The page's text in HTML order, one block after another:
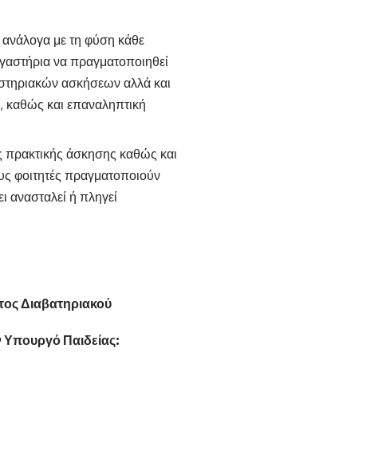
ανάλογα με τη φύση κάθε
να πραγματοποιηθεί
ασκήσεων αλλά και
καθώς και επαναληπτική
άσκησης καθώς και
φοιτητές πραγματοποιούν
ανασταλεί ή πληγεί
Διαβατηριακού
Παιδείας: